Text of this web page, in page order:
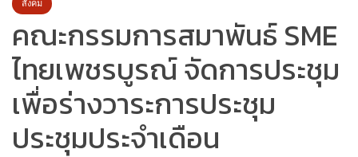
สังคม
คณะกรรมการสมาพันธ์ SME
ไทยเพชรบูรณ์ จัดการประชุม
เพื่อร่างวาระการประชุม
ประชุมประจำเดือน